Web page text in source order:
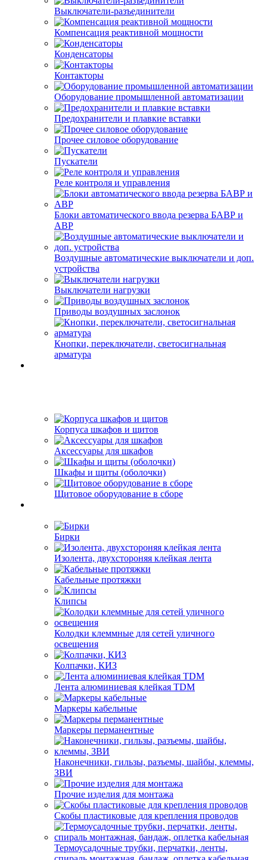
Выключатели-разъединители
Компенсация реактивной мощности
Конденсаторы
Контакторы
Оборудование промышленной автоматизации
Предохранители и плавкие вставки
Прочее силовое оборудование
Пускатели
Реле контроля и управления
Блоки автоматического ввода резерва БАВР и
АВР
Воздушные автоматические выключатели и доп.
устройства
Выключатели нагрузки
Приводы воздушных заслонок
Кнопки, переключатели, светосигнальная
арматура
Корпуса шкафов и щитов
Аксессуары для шкафов
Шкафы и щиты (оболочки)
Щитовое оборудование в сборе
Бирки
Изолента, двухстороняя клейкая лента
Кабельные протяжки
Клипсы
Колодки клеммные для сетей уличного
освещения
Колпачки, КИЗ
Лента алюминиевая клейкая TDM
Маркеры кабельные
Маркеры перманентные
Наконечники, гильзы, разъемы, шайбы, клеммы,
ЗВИ
Прочие изделия для монтажа
Скобы пластиковые для крепления проводов
Термоусадочные трубки, перчатки, ленты,